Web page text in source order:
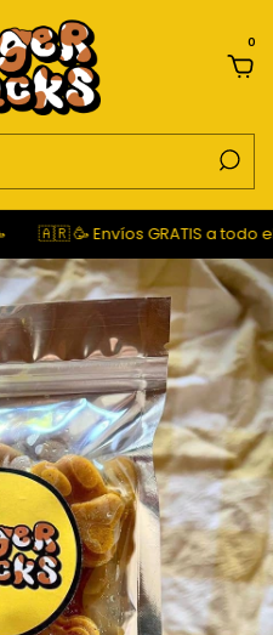
0
🇦🇷 🥳 Envíos GRATIS a todo el